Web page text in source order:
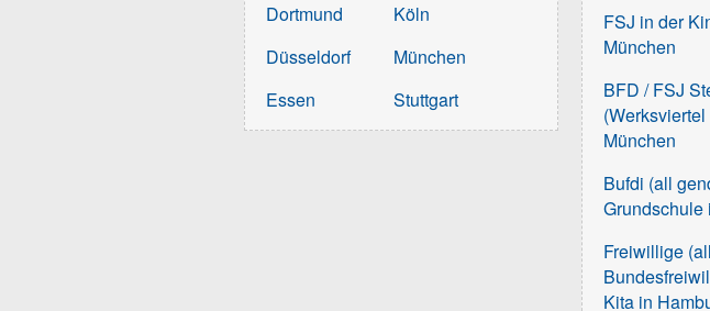
Dortmund
Düsseldorf
Essen
Köln
München
Stuttgart
FSJ in der
München
BFD / FSJ
München
Bufdi (all
Grundschule
Freiwillige
Kita in